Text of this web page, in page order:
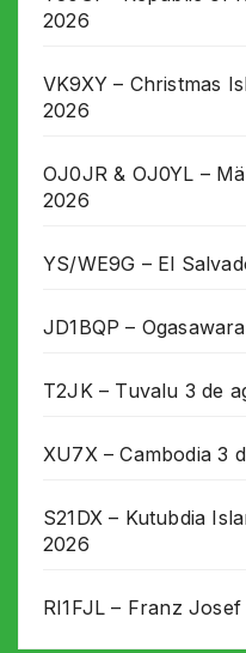
2026
VK9XY – Christmas
2026
OJ0JR & OJ0YL –
2026
YS/WE9G – El
JD1BQP – Ogasawara
T2JK – Tuvalu 3 de
XU7X – Cambodia 3
S21DX – Kutubdia
2026
RI1FJL – Franz Josef